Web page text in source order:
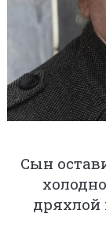
Сын
дряхлой